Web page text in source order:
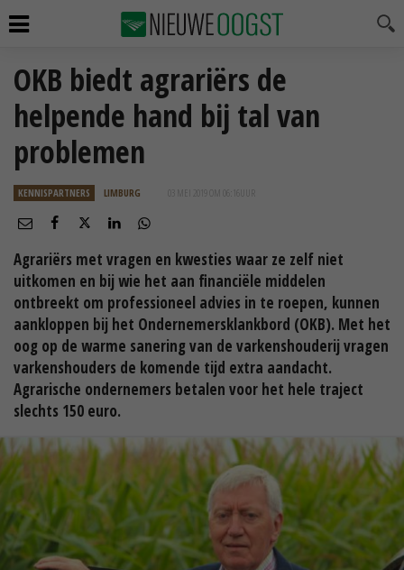
OKB biedt agrariërs de
helpende hand bij tal van
problemen
KENNISPARTNERS LIMBURG 03 MEI 2019 OM 06:16
Agrariërs met vragen en kwesties waar ze zelf niet
uitkomen en bij wie het aan financiële middelen
ontbreekt om professioneel advies in te roepen, kunnen
aankloppen bij het Ondernemersklankbord (OKB). Met het
oog op de warme sanering van de varkenshouderij vragen
varkenshouders de komende tijd extra aandacht.
Agrarische ondernemers betalen voor het hele traject
slechts 150 euro.